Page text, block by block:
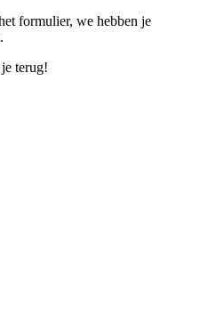
formulier, we hebben je
terug!